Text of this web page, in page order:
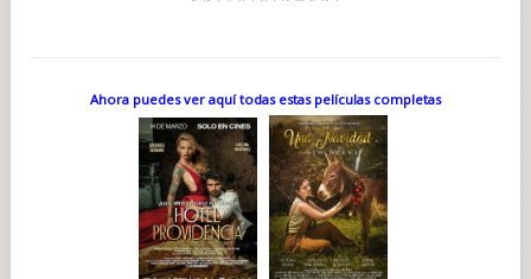
Ahora puedes ver aquí todas estas películas completas